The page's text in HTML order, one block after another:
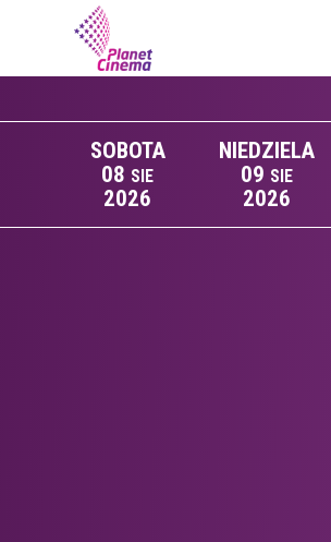
SOBOTA
08 SIE
2026
NIEDZIELA
09 SIE
2026